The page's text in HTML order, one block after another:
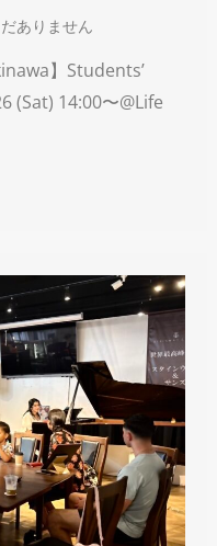
ありません
】Students’
(Sat) 14:00〜@Life